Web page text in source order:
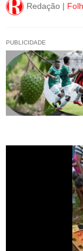
Redação |
PUBLICIDADE